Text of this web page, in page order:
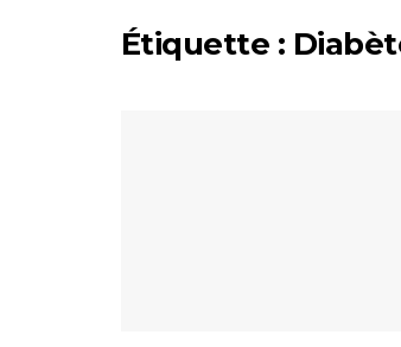
Étiquette :